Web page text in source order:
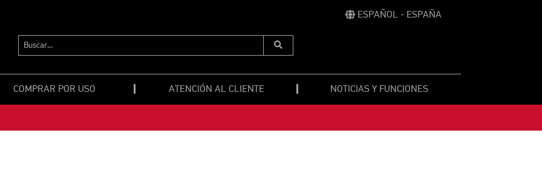
ESPAÑOL - ESPAÑA
BUSCAR...
Submit
COMPRAR POR USO ATENCIÓN AL CLIENTE NOTICIAS Y FUNCIONES